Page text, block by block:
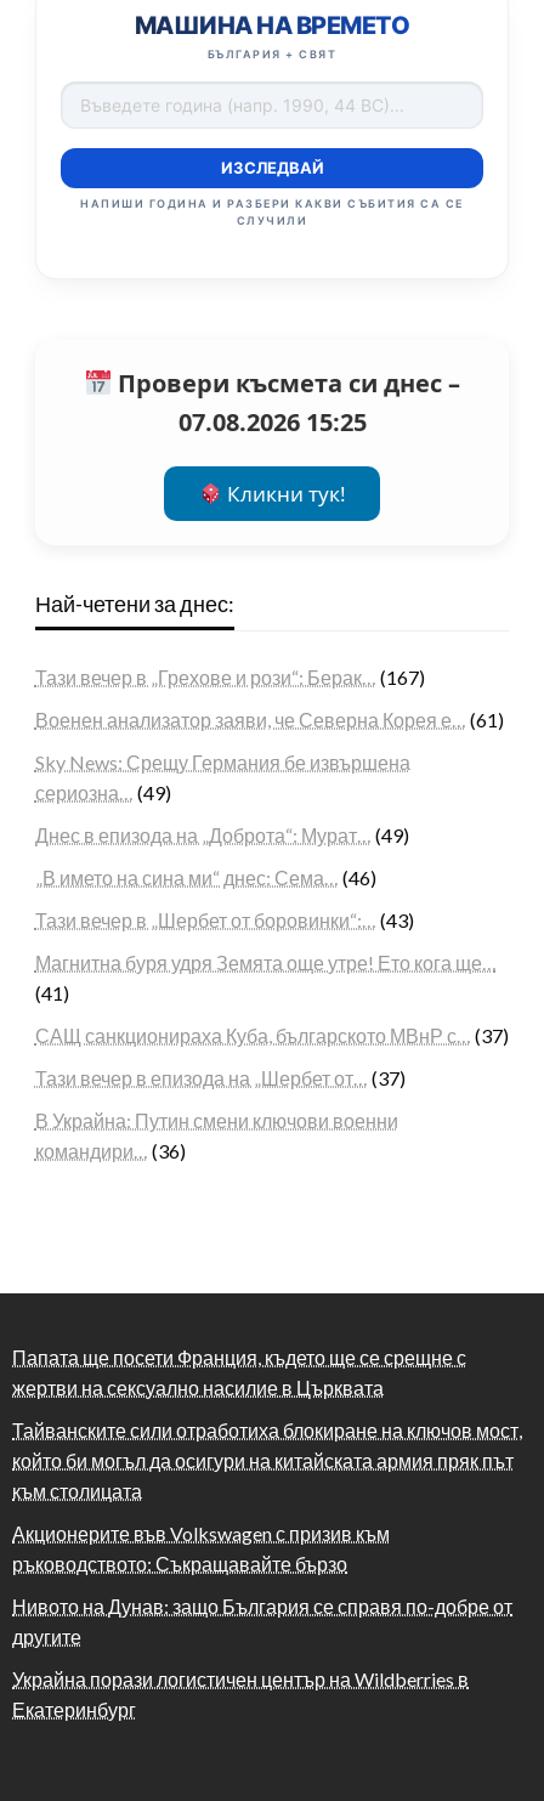
МАШИНА НА ВРЕМЕТО
БЪЛГАРИЯ + СВЯТ
ИЗСЛЕДВАЙ
НАПИШИ ГОДИНА И РАЗБЕРИ КАКВИ СЪБИТИЯ СА СЕ
СЛУЧИЛИ
Провери късмета си днес –
07.08.2026 15:25
Кликни тук!
Най-четени за днес:
Тази вечер в „Грехове и рози“: Берак… (167)
Военен анализатор заяви, че Северна Корея е… (61)
Sky News: Срещу Германия бе извършена
сериозна… (49)
Днес в епизода на „Доброта“: Мурат… (49)
„В името на сина ми“ днес: Сема… (46)
Тази вечер в „Шербет от боровинки“:… (43)
Магнитна буря удря Земята още утре! Ето кога ще…
(41)
САЩ санкционираха Куба, българското МВнР с… (37)
Тази вечер в епизода на „Шербет от… (37)
В Украйна: Путин смени ключови военни
командири… (36)
Папата ще посети Франция, където ще се срещне с
жертви на сексуално насилие в Църквата
Тайванските сили отработиха блокиране на ключов мост,
който би могъл да осигури на китайската армия пряк път
към столицата
Акционерите във Volkswagen с призив към
ръководството: Съкращавайте бързо
Нивото на Дунав: защо България се справя по-добре от
другите
Украйна порази логистичен център на Wildberries в
Екатеринбург